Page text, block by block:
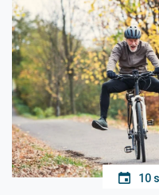
10